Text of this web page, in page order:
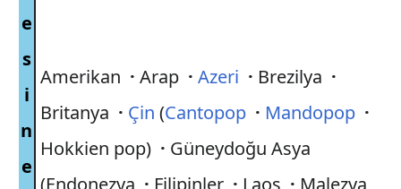
e
s
i
n
e
Amerikan · Arap · Azeri · Brezilya ·
Britanya · Çin (Cantopop · Mandopop ·
Hokkien pop) · Güneydoğu Asya
(Endonezya · Filipinler · Laos · Malezya